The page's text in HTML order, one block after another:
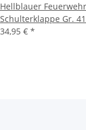
Hellblauer
Schulterklappe Gr.
34,95 € *